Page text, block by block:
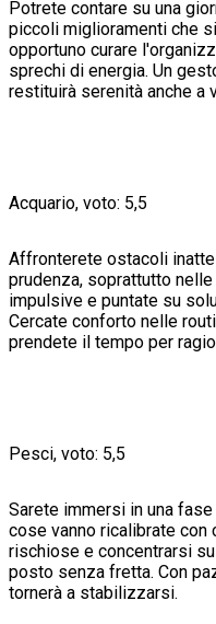
Potrete contare su una
piccoli miglioramenti che
opportuno curare
sprechi di energia. Un
restituirà serenità anche a
Acquario, voto: 5,5
Affronterete ostacoli
prudenza, soprattutto
impulsive e puntate su
Cercate conforto nelle
prendete il tempo per
Pesci, voto: 5,5
Sarete immersi in una
cose vanno ricalibrate con
rischiose e concentrarsi
posto senza fretta. Con
tornerà a stabilizzarsi.